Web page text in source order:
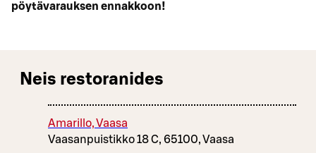
pöytävarauksen ennakkoon!
Neis restoranides
Amarillo, Vaasa
Vaasanpuistikko 18 C, 65100, Vaasa